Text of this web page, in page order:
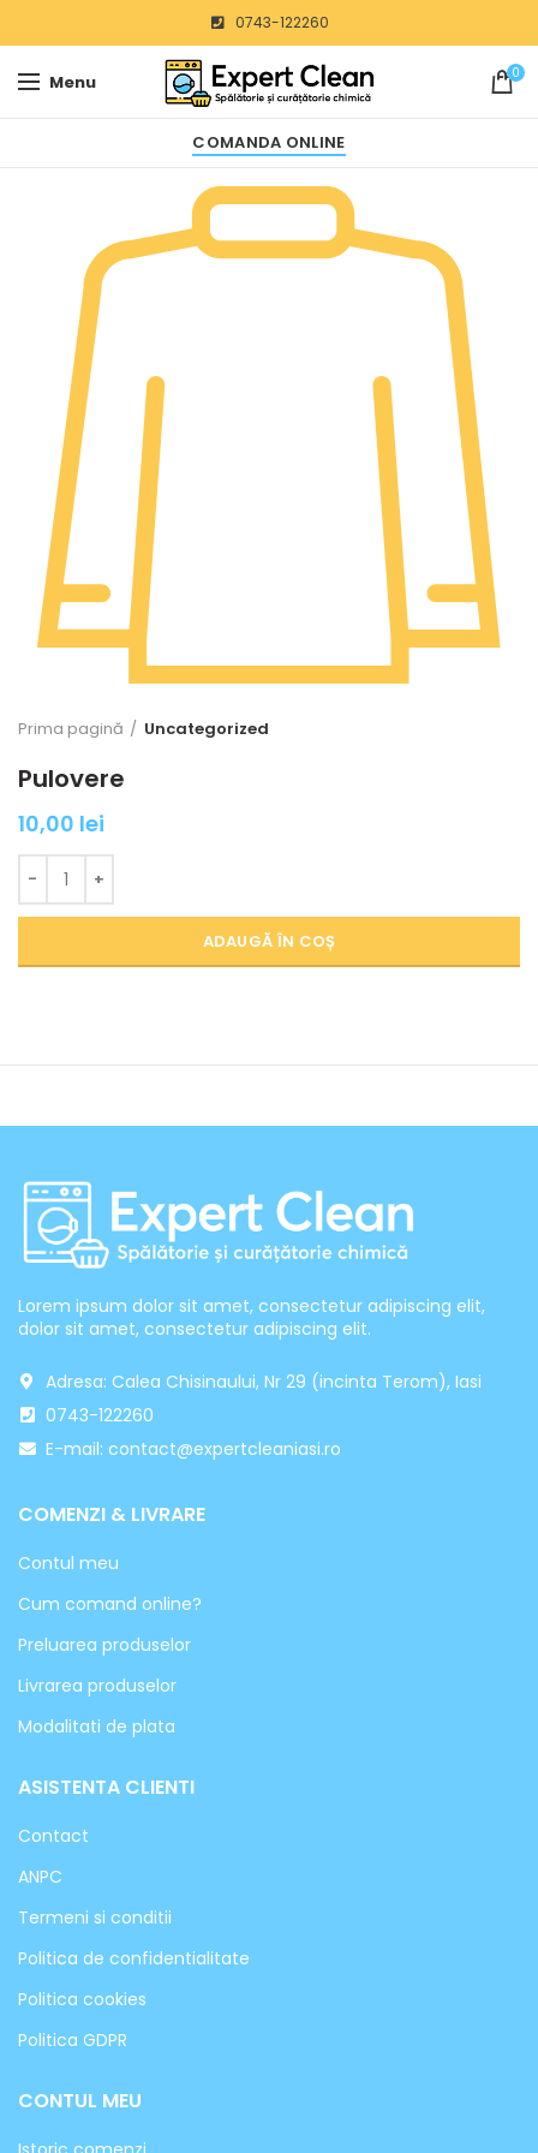
0743-122260
Menu 0
COMANDA ONLINE
Prima pagină Uncategorized
Pulovere
10,00 lei
Cantitate Pulovere
ADAUGĂ ÎN COȘ
Lorem ipsum dolor sit amet, consectetur adipiscing elit,
dolor sit amet, consectetur adipiscing elit.
Adresa: Calea Chisinaului, Nr 29 (incinta Terom), Iasi
0743-122260
E-mail: contact@expertcleaniasi.ro
COMENZI & LIVRARE
Contul meu
Cum comand online?
Preluarea produselor
Livrarea produselor
Modalitati de plata
ASISTENTA CLIENTI
Contact
ANPC
Termeni si conditii
Politica de confidentialitate
Politica cookies
Politica GDPR
CONTUL MEU